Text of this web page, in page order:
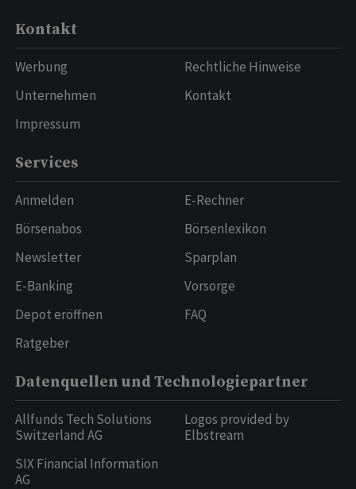
Kontakt
Werbung
Unternehmen
Impressum
Rechtliche Hinweise
Kontakt
Services
Anmelden
Börsenabos
Newsletter
E-Banking
Depot eröffnen
Ratgeber
E-Rechner
Börsenlexikon
Sparplan
Vorsorge
FAQ
Datenquellen und Technologiepartner
Allfunds Tech Solutions
Switzerland AG
SIX Financial Information
AG
Logos provided by
Elbstream